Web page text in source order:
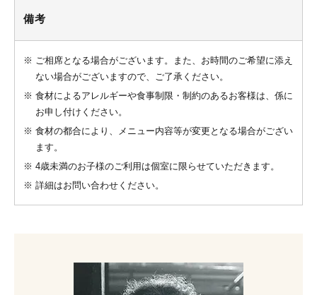
備考
※ ご相席となる場合がございます。また、お時間のご希望に添え
ない場合がございますので、ご了承ください。
※ 食材によるアレルギーや食事制限・制約のあるお客様は、係に
お申し付けください。
※ 食材の都合により、メニュー内容等が変更となる場合がござい
ます。
※ 4歳未満のお子様のご利用は個室に限らせていただきます。
※ 詳細はお問い合わせください。